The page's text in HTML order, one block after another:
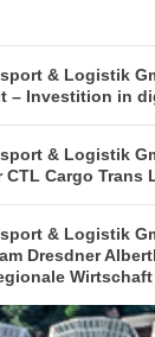
& Logistik
– Investition in
& Logistik
CTL Cargo Trans
& Logistik
Dresdner
Wirtschaft